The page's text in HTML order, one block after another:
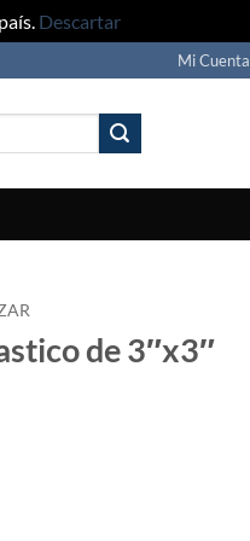
Descartar
Mi Cuenta
de 3″x3″